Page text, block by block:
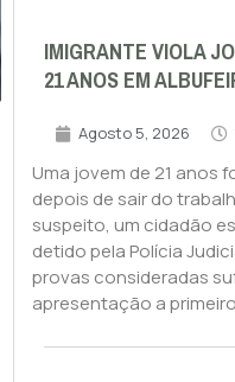
IMIGRANTE VIOLA
21 ANOS EM
Agosto 5, 2026
Uma jovem de 21 anos
depois de sair do
suspeito, um cidadão
detido pela Polícia
provas consideradas
apresentação a